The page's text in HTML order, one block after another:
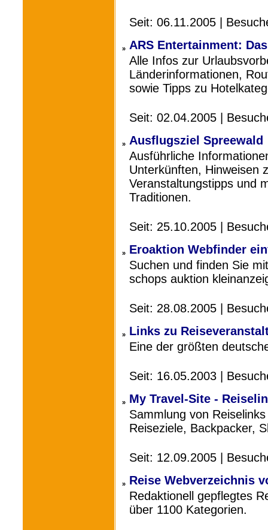
Seit: 06.11.2005 |
» ARS Entertainment:
Alle Infos zur
Länderinformationen,
sowie Tipps zu
Seit: 02.04.2005 |
» Ausflugsziel Spreewald
Ausführliche
Unterkünften, Hinweisen
Veranstaltungstipps und
Traditionen.
Seit: 25.10.2005 |
» Eroaktion Webfinder
Suchen und finden Sie
schops auktion
Seit: 28.08.2005 |
» Links zu
Eine der größten
Seit: 16.05.2003 |
» My Travel-Site -
Sammlung von
Reiseziele, Backpacker,
Seit: 12.09.2005 |
» Reise Webverzeichnis
Redaktionell gepflegtes
über 1100 Kategorien.